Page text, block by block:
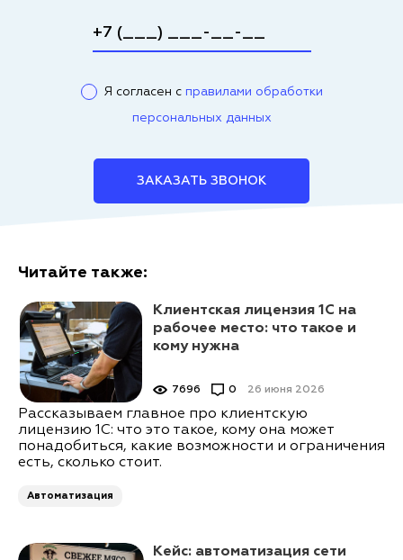
Я согласен с правилами обработки
персональных данных
ЗАКАЗАТЬ ЗВОНОК
Читайте также:
Клиентская лицензия 1С на
рабочее место: что такое и
кому нужна
26 июня 2026
7696 0
Рассказываем главное про клиентскую
лицензию 1С: что это такое, кому она может
понадобиться, какие возможности и ограничения
есть, сколько стоит.
Автоматизация
Кейс: автоматизация сети